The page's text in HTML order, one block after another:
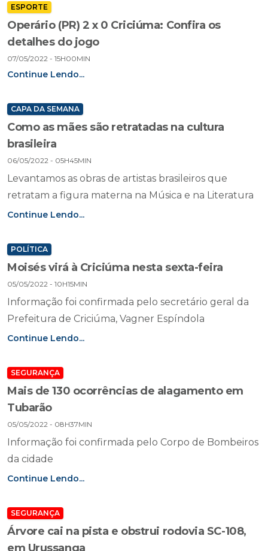
ESPORTE
Operário (PR) 2 x 0 Criciúma: Confira os
detalhes do jogo
07/05/2022 - 15H00MIN
Continue Lendo...
CAPA DA SEMANA
Como as mães são retratadas na cultura
brasileira
06/05/2022 - 05H45MIN
Levantamos as obras de artistas brasileiros que
retratam a figura materna na Música e na Literatura
Continue Lendo...
POLÍTICA
Moisés virá à Criciúma nesta sexta-feira
05/05/2022 - 10H15MIN
Informação foi confirmada pelo secretário geral da
Prefeitura de Criciúma, Vagner Espíndola
Continue Lendo...
SEGURANÇA
Mais de 130 ocorrências de alagamento em
Tubarão
05/05/2022 - 08H37MIN
Informação foi confirmada pelo Corpo de Bombeiros
da cidade
Continue Lendo...
SEGURANÇA
Árvore cai na pista e obstrui rodovia SC-108,
em Urussanga